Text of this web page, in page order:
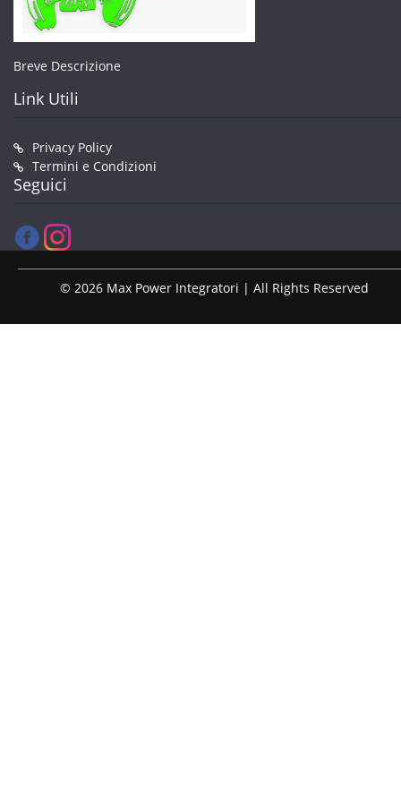
Breve Descrizione
Link Utili
Privacy Policy
Termini e Condizioni
Seguici
© 2026 Max Power Integratori | All Rights Reserved